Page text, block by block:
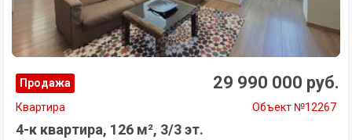
Продажа 29 990 000 руб.
Квартира Объект №12267
4-к квартира, 126 м², 3/3 эт.